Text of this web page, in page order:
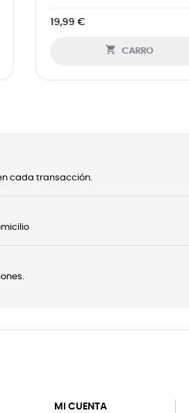
25,99 €
 CARRO
cada transacción.
MI CUENTA